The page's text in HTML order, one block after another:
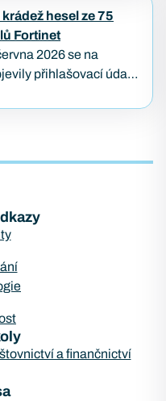
zašifrování dat provedl
AI agent — bez
u klávesnice.
hesel ze 75
Fortinet
2026 se na
přihlašovací údaje
pojmenovaný
a finančnictví